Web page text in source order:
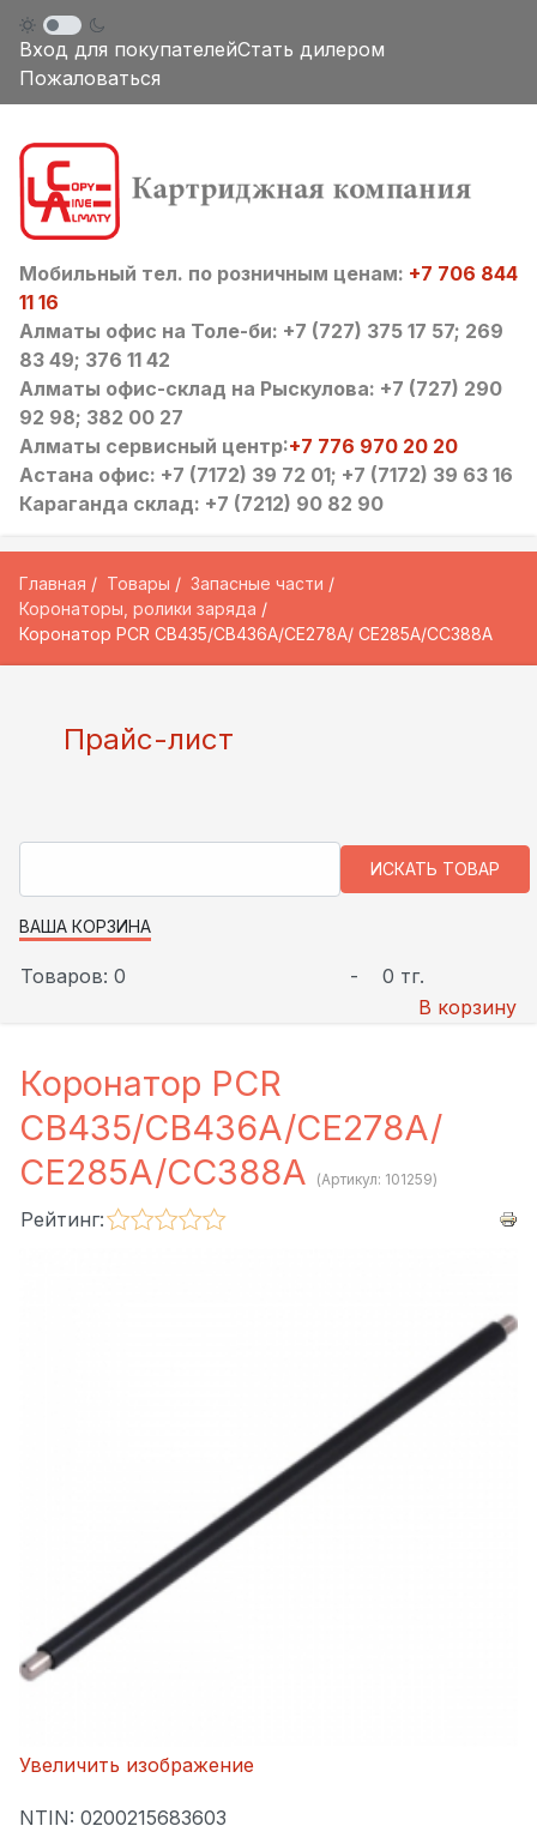
Вход для покупателейСтать дилером
Пожаловаться
Мобильный тел. по розничным ценам: +7 706 844
11 16
Алматы офис на Толе-би: +7 (727) 375 17 57; 269
83 49; 376 11 42
Алматы офис-склад на Рыскулова: +7 (727) 290
92 98; 382 00 27
Алматы сервисный центр:+7 776 970 20 20
Астана офис: +7 (7172) 39 72 01; +7 (7172) 39 63 16
Караганда склад: +7 (7212) 90 82 90
Главная Товары
Запасные части
Коронаторы, ролики заряда
Коронатор PCR CB435/CB436A/CE278A/ CE285A/CC388A
Прайс-лист
ВАША КОРЗИНА
Товаров: 0 -
0 тг.
В корзину
Коронатор PCR
CB435/CB436A/CE278A/
CE285A/CC388A
(Артикул: 101259)
Рейтинг:
Увеличить изображение
NTIN: 0200215683603